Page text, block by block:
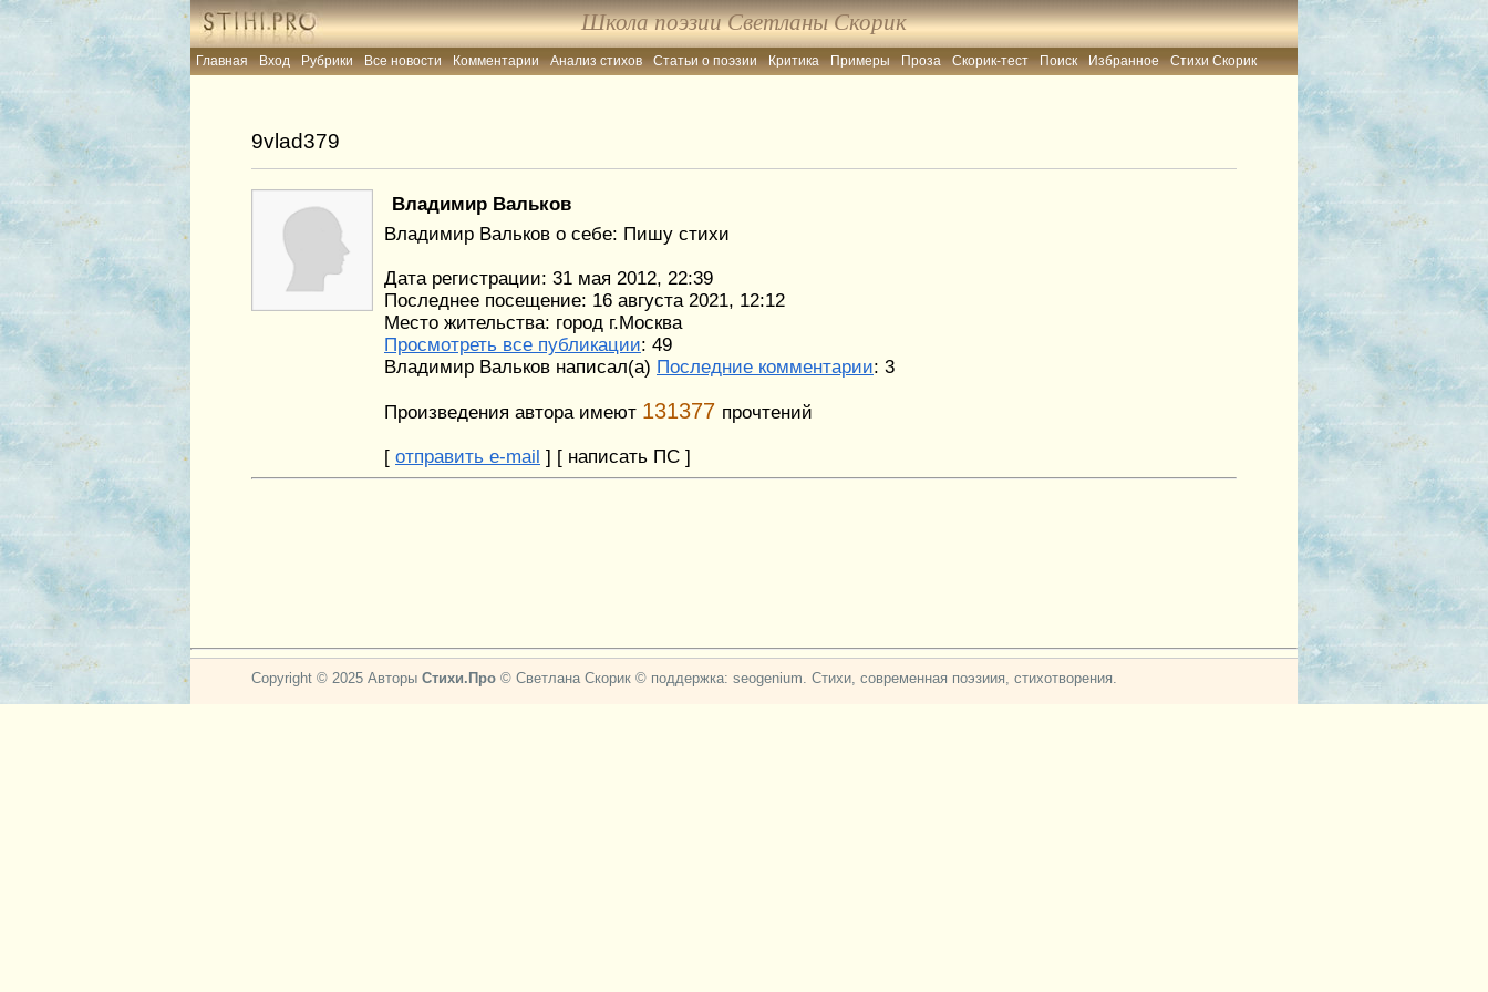
Школа поэзии Светланы Скорик
Главная
Главная
Вход
Вход
Рубрики
Рубрики
Все новости
Комментарии
Анализ стихов
Анализ стихов
Статьи о поэзии
Статьи о поэзии
Критика
Критика
Примеры
Примеры
Проза
Проза
Скорик-тест
Поиск
Избранное
Стихи Скорик
9vlad379
Владимир Вальков
Владимир Вальков о себе: Пишу стихи
Дата регистрации: 31 мая 2012, 22:39
Последнее посещение: 16 августа 2021, 12:12
Место жительства: город г.Москва
Просмотреть все публикации: 49
Владимир Вальков написал(а) Последние комментарии: 3
Произведения автора имеют 131377 прочтений
[ отправить e-mail ] [ написать ПС ]
Copyright © 2025 Авторы Стихи.Про © Светлана Скорик © поддержка: seogenium. Стихи, современная поэзиия, стихотворения.